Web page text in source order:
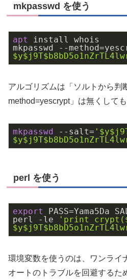
mkpasswd を使う
apt
install whois
mkpasswd --
$y$j9T
アルゴリズムは「ソルトから判
method=yescrypt」は無くして
mkpasswd --salt= ' $y
$y$j9T
perl を使う
export PASS=Yama5Da
perl -le
'print crypt(
$y$j9T
環境変数を使うのは、ワンライ
オートのトラブルを回避するた